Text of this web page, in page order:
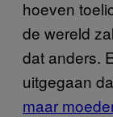
hoeven
de wereld
dat anders.
uitgegaan
maar